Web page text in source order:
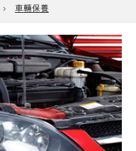
車輛保養